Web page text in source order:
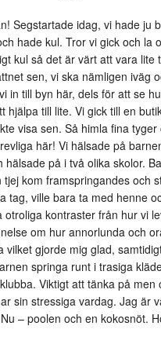
Segstartade idag, vi hade ju
hade kul. Tror vi gick och la
kul så det är värt att vara lite
sen, vi ska nämligen iväg
in till byn här, dels för att se
hjälpa till lite. Vi gick till en
visa sen. Så himla fina tyger
här! Vi hälsade på
hälsade på i två olika skolor.
tjej kom framspringandes och
tag, ville bara ta med henne
otroliga kontraster från hur vi
om hur annorlunda och
vilket gjorde mig glad,
springa runt i trasiga
Viktigt att tänka på men
sin stressiga vardag. Jag är
– poolen och en kokosnöt.